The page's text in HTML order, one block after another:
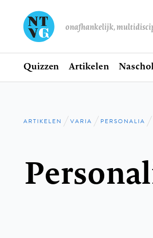
onafhankelijk,
Hoofdnavigatie
Home
Quizzen Artikelen
Kruimelpad
ARTIKELEN VARIA PERSONALIA